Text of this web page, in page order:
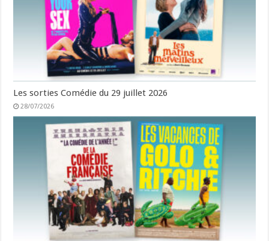
Les sorties Comédie du 29 juillet 2026
28/07/2026